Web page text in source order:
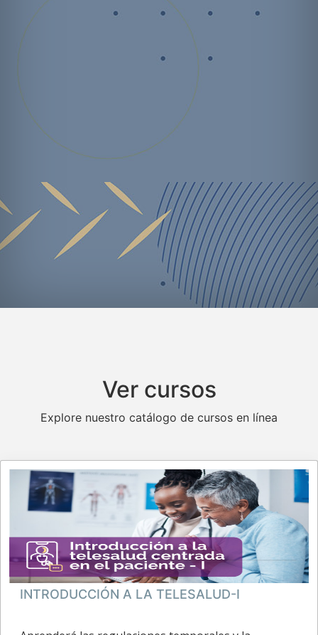
Ver cursos
Explore nuestro catálogo de cursos en línea
INTRODUCCIÓN A LA TELESALUD-I